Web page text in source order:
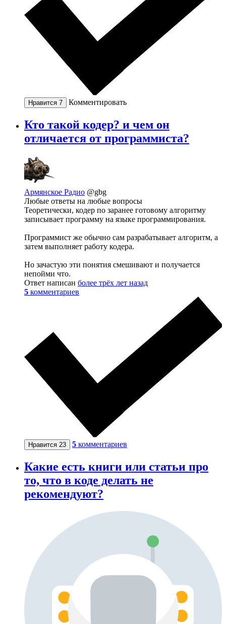
Нравится 7 Комментировать
Кто такой кодер? и чем он
отличается от программиста?
Армянское Радио @gbg
Любые ответы на любые вопросы
Теоретически, кодер по заранее готовому алгоритму
записывает программу на языке программирования.
Программист же обычно сам разрабатывает алгоритм, а
затем выполняет работу кодера.
Но зачастую эти понятия смешивают и получается
непойми что.
Ответ написан более трёх лет назад
5 комментариев
Нравится 23 5 комментариев
Какие есть книги или статьи про
то, что в коде делать не
рекомендуют?